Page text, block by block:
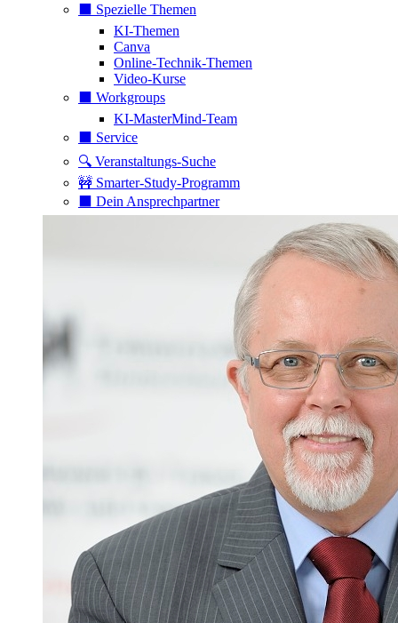
⬛️ Spezielle Themen
KI-Themen
Canva
Online-Technik-Themen
Video-Kurse
⬛️ Workgroups
KI-MasterMind-Team
⬛️ Service
🔍 Veranstaltungs-Suche
🚧 Smarter-Study-Programm
⬛️ Dein Ansprechpartner